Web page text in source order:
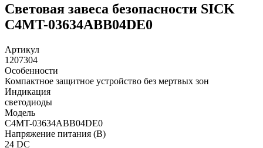
Световая завеса безопасности SICK
C4MT-03634ABB04DE0
Артикул
1207304
Особенности
Компактное защитное устройство без мертвых зон
Индикация
светодиоды
Модель
C4MT-03634ABB04DE0
Напряжение питания (В)
24 DC